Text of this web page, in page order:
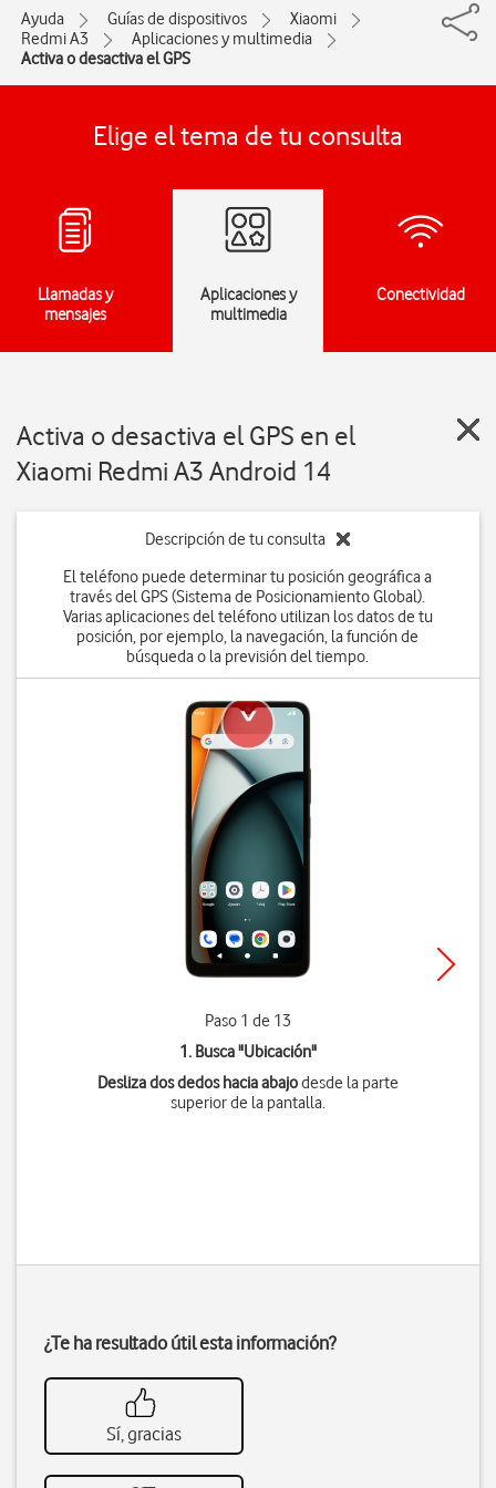
Ayuda Guías de dispositivos
Xiaomi
Redmi A3
Aplicaciones y multimedia
Activa o desactiva el GPS
Elige el tema de tu consulta
Llamadas y
mensajes
Aplicaciones y
multimedia
Conectividad
Activa o desactiva el GPS en el
Xiaomi Redmi A3 Android 14
Descripción de tu consulta
El teléfono puede determinar tu posición geográfica a
través del GPS (Sistema de Posicionamiento Global).
Varias aplicaciones del teléfono utilizan los datos de tu
posición, por ejemplo, la navegación, la función de
búsqueda o la previsión del tiempo.
Paso 1 de 13
1. Busca "Ubicación"
Desliza dos dedos hacia abajodesde la parte
superior de la pantalla.
¿Te ha resultado útil esta información?
Sí, gracias